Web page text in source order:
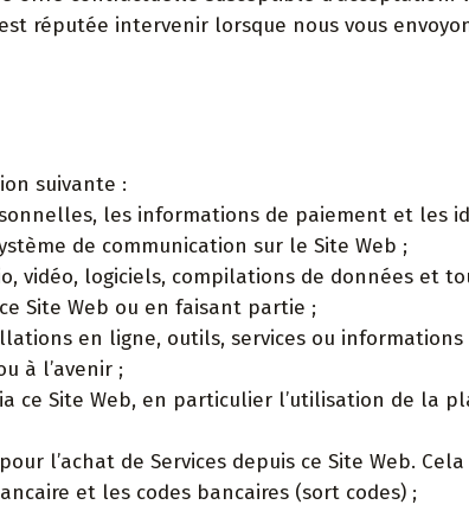
réputée intervenir lorsque nous vous
suivante :
les informations de paiement et les
de communication sur le Site Web ;
vidéo, logiciels, compilations de données et
Site Web ou en faisant partie ;
en ligne, outils, services ou informations
à l’avenir ;
ce Site Web, en particulier l’utilisation de la
l’achat de Services depuis ce Site Web.
et les codes bancaires (sort codes) ;